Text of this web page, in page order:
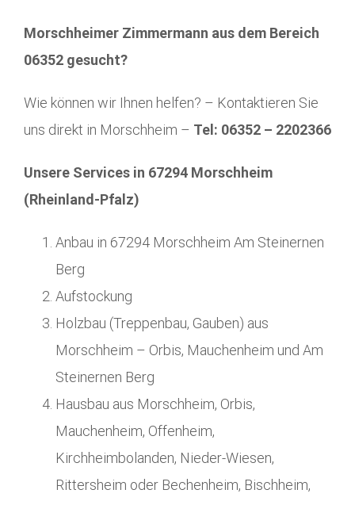
Morschheimer Zimmermann aus dem Bereich
06352 gesucht?
Wie können wir Ihnen helfen? – Kontaktieren Sie
uns direkt in Morschheim – Tel: 06352 – 2202366
Unsere Services in 67294 Morschheim
(Rheinland-Pfalz)
Anbau in 67294 Morschheim Am Steinernen
Berg
Aufstockung
Holzbau (Treppenbau, Gauben) aus
Morschheim – Orbis, Mauchenheim und Am
Steinernen Berg
Hausbau aus Morschheim, Orbis,
Mauchenheim, Offenheim,
Kirchheimbolanden, Nieder-Wiesen,
Rittersheim oder Bechenheim, Bischheim,